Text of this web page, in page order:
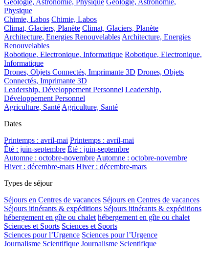
Géologie, Astronomie, Physique Géologie, Astronomie,
Physique
Chimie, Labos Chimie, Labos
Climat, Glaciers, Planète Climat, Glaciers, Planète
Architecture, Energies RenouvelablesArchitecture, Energies
Renouvelables
Robotique, Electronique, Informatique Robotique, Electronique,
Informatique
Drones, Objets Connectés, Imprimante 3D Drones, Objets
Connectés, Imprimante 3D
Leadership, Développement Personnel Leadership,
Développement Personnel
Agriculture, SantéAgriculture, Santé
Dates
Printemps : avril-mai Printemps : avril-mai
Été : juin-septembre Été : juin-septembre
Automne : octobre-novembreAutomne : octobre-novembre
Hiver : décembre-mars Hiver : décembre-mars
Types de séjour
Séjours en Centres de vacances Séjours en Centres de vacances
Séjours itinérants & expéditions Séjours itinérants & expéditions
hébergement en gîte ou chalet hébergement en gîte ou chalet
Sciences et Sports Sciences et Sports
Sciences pour l’Urgence Sciences pour l’Urgence
Journalisme Scientifique Journalisme Scientifique